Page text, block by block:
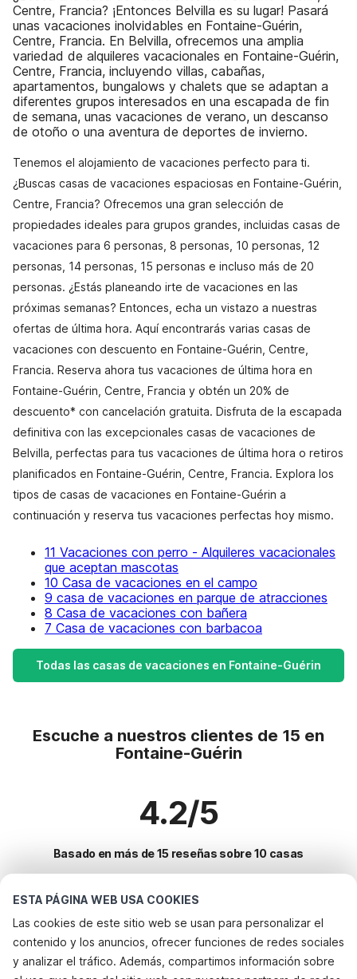
ESTA PÁGINA WEB USA COOKIES
Las cookies de este sitio web se usan para personalizar el
contenido y los anuncios, ofrecer funciones de redes sociales
y analizar el tráfico. Además, compartimos información sobre
Centre, Francia? ¡Entonces Belvilla es su lugar! Pasará
unas vacaciones inolvidables en Fontaine-Guérin,
Centre, Francia. En Belvilla, ofrecemos una amplia
variedad de alquileres vacacionales en Fontaine-Guérin,
Centre, Francia, incluyendo villas, cabañas,
apartamentos, bungalows y chalets que se adaptan a
diferentes grupos interesados en una escapada de fin
de semana, unas vacaciones de verano, un descanso
de otoño o una aventura de deportes de invierno.
Tenemos el alojamiento de vacaciones perfecto para ti.
¿Buscas casas de vacaciones espaciosas en Fontaine-Guérin,
Centre, Francia? Ofrecemos una gran selección de
propiedades ideales para grupos grandes, incluidas casas de
vacaciones para 6 personas, 8 personas, 10 personas, 12
personas, 14 personas, 15 personas e incluso más de 20
personas. ¿Estás planeando irte de vacaciones en las
próximas semanas? Entonces, echa un vistazo a nuestras
ofertas de última hora. Aquí encontrarás varias casas de
vacaciones con descuento en Fontaine-Guérin, Centre,
Francia. Reserva ahora tus vacaciones de última hora en
Fontaine-Guérin, Centre, Francia y obtén un 20% de
descuento* con cancelación gratuita. Disfruta de la escapada
definitiva con las excepcionales casas de vacaciones de
Belvilla, perfectas para tus vacaciones de última hora o retiros
planificados en Fontaine-Guérin, Centre, Francia. Explora los
tipos de casas de vacaciones en Fontaine-Guérin a
continuación y reserva tus vacaciones perfectas hoy mismo.
11 Vacaciones con perro - Alquileres vacacionales
que aceptan mascotas
10 Casa de vacaciones en el campo
9 casa de vacaciones en parque de atracciones
8 Casa de vacaciones con bañera
7 Casa de vacaciones con barbacoa
Todas las casas de vacaciones en Fontaine-Guérin
Escuche a nuestros clientes de 15 en
Fontaine-Guérin
4.2/5
Basado en más de 15 reseñas sobre 10 casas
Destinos más populares para vacaciones
Ciudades con los mejores servicios para vacaciones
Alquileres vacacionales para familias con niños comps